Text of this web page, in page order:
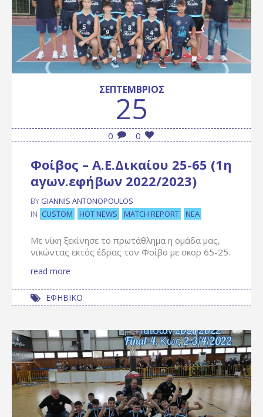
ΣΕΠΤΈΜΒΡΙΟΣ
25
0 0
Φοίβος – Α.Ε.Δικαίου 25-65 (1η
αγων.εφήβων 2022/2023)
BY GIANNIS ANTONOPOULOS
IN CUSTOM HOT NEWS MATCH REPORT ΝΈΑ
Με νίκη ξεκίνησε το πρωτάθλημα η ομάδα μας,
νικώντας εκτός έδρας τον Φοίβο με σκορ 65-25.
read more
ΕΦΗΒΙΚΟ